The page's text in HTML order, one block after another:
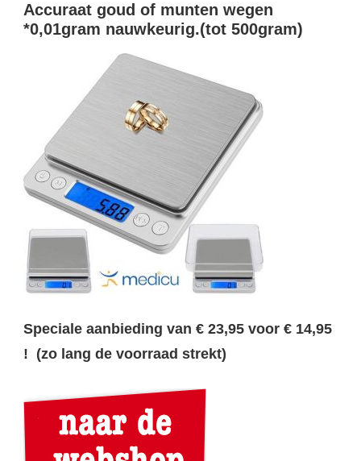
Accuraat goud of munten wegen
*0,01gram nauwkeurig.(tot 500gram)
Speciale aanbieding van € 23,95 voor € 14,95
! (zo lang de voorraad strekt)